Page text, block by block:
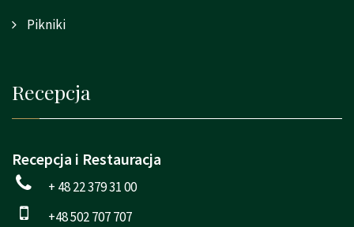
Pikniki
Recepcja
Recepcja i Restauracja
+ 48 22 379 31 00
+48 502 707 707